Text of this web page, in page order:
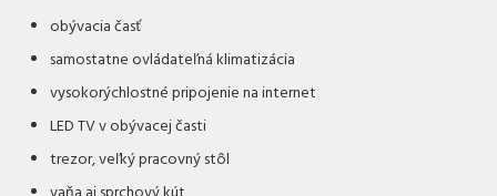
obývacia časť
samostatne ovládateľná klimatizácia
vysokorýchlostné pripojenie na internet
LED TV v obývacej časti
trezor, veľký pracovný stôl